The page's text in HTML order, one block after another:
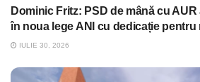
Dominic Fritz: PSD de mână cu
în noua lege ANI cu dedicație pentru
IULIE 30, 2026